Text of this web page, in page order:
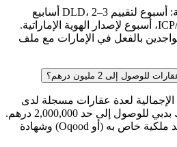
عادةً 3–6 أسابيع شاملة: أسبوع لتقييم DLD، 2–3 أسابيع
للمعالجة في ICP/GDRFA، أسبوع لإصدار الهوية الإماراتية.
بالفعل في الإمارات مع ملف
إلى 2 مليون درهم؟
لعدة عقارات مسجلة لدى
دائرة الأراضي والأملاك بدبي للوصول إلى حد 2,000,000 درهم.
يحتاج كل عقار إلى سند ملكية خاص به (أو Oqood) وشهادة